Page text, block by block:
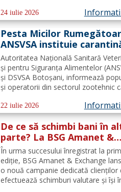
evita costuri uriașe în cazul unor
probleme medicale, al anulării
sau al pierderii bagajelor....
24 iulie 2026
Pesta Micilor
ANSVSA instituie
internă de 30 de zile
ovine și caprine
Autoritatea Națională Sanitară
și pentru Siguranța Alimentelor
și DSVSA Botoșani, informează
și operatorii din sectorul zootehnic
pe întreg teritoriul României.
emisă de Comitetul Național pentru
Situații de...
22 iulie 2026
De ce să schimbi bani în
parte? La BSG Amanet &
Exchange poți câștiga
de euro cash!
În urma succesului înregistrat la
ediție, BSG Amanet & Exchange
o nouă campanie dedicată clienților
efectuează schimburi valutare și își